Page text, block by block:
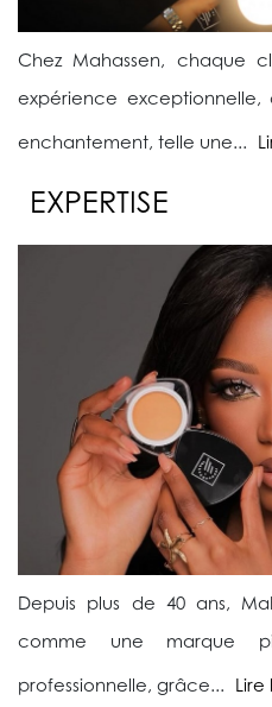
Chez Mahassen, chaque
expérience
enchantement, telle une...
EXPERTISE
Depuis plus de 40 ans,
comme une marque
professionnelle, grâce... Lire